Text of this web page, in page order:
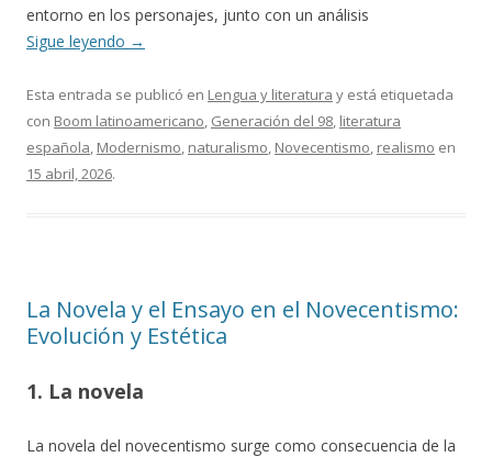
entorno en los personajes, junto con un análisis
Sigue leyendo →
Esta entrada se publicó en Lengua y literatura y está etiquetada
con Boom latinoamericano, Generación del 98, literatura
española, Modernismo, naturalismo, Novecentismo, realismo en
15 abril, 2026.
La Novela y el Ensayo en el Novecentismo:
Evolución y Estética
1. La novela
La novela del novecentismo surge como consecuencia de la